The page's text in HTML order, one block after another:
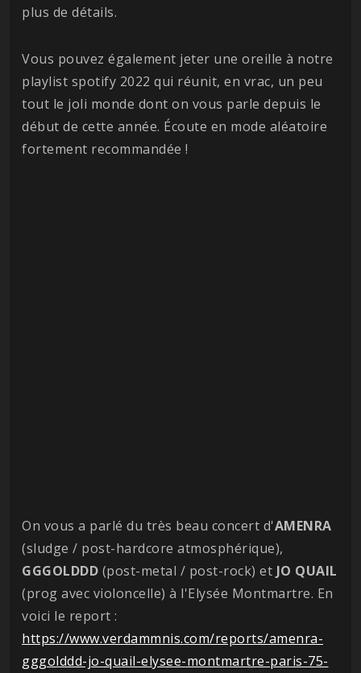
plus de détails.
Vous pouvez également jeter une oreille à notre
playlist spotify 2022 qui réunit, en vrac, un peu
tout le joli monde dont on vous parle depuis le
début de cette année. Écoute en mode aléatoire
fortement recommandée !
On vous a parlé du très beau concert d'AMENRA
(sludge / post-hardcore atmosphérique),
GGGOLDDD (post-metal / post-rock) et JO QUAIL
(prog avec violoncelle) à l'Elysée Montmartre. En
voici le report :
https://www.verdammnis.com/reports/amenra-
gggolddd-jo-quail-elysee-montmartre-paris-75-